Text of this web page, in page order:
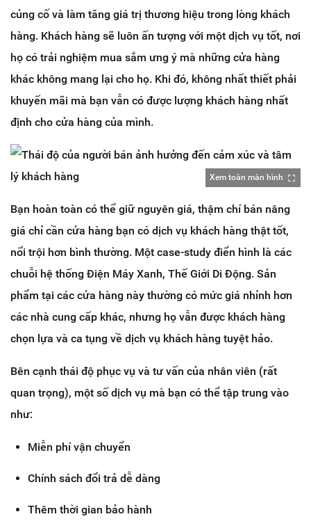
củng cố và làm tăng giá trị thương hiệu trong lòng khách
hàng. Khách hàng sẽ luôn ấn tượng với một dịch vụ tốt, nơi
họ có trải nghiệm mua sắm ưng ý mà những cửa hàng
khác không mang lại cho họ. Khi đó, không nhất thiết phải
khuyến mãi mà bạn vẫn có được lượng khách hàng nhất
định cho cửa hàng của mình.
Xem toàn màn hình
Bạn hoàn toàn có thể giữ nguyên giá, thậm chí bán nâng
giá chỉ cần cửa hàng bạn có dịch vụ khách hàng thật tốt,
nổi trội hơn bình thường. Một case-study điển hình là các
chuỗi hệ thống Điện Máy Xanh, Thế Giới Di Động. Sản
phẩm tại các cửa hàng này thường có mức giá nhỉnh hơn
các nhà cung cấp khác, nhưng họ vẫn được khách hàng
chọn lựa và ca tụng về dịch vụ khách hàng tuyệt hảo.
Bên cạnh thái độ phục vụ và tư vấn của nhân viên (rất
quan trọng), một số dịch vụ mà bạn có thể tập trung vào
như:
Miễn phí vận chuyển
Chính sách đổi trả dễ dàng
Thêm thời gian bảo hành